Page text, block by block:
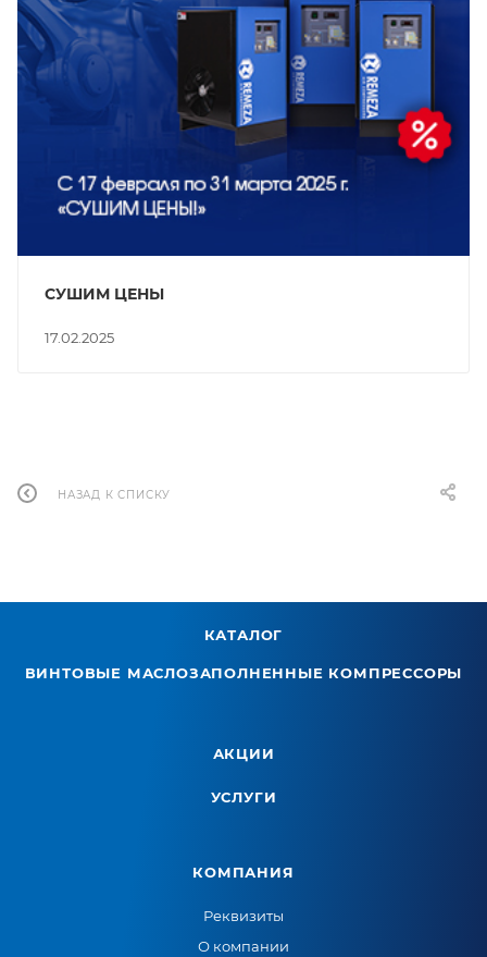
17.02.2025
СУШИМ ЦЕНЫ
НАЗАД К СПИСКУ
КАТАЛОГ
ВИНТОВЫЕ МАСЛОЗАПОЛНЕННЫЕ КОМПРЕССОРЫ
АКЦИИ
УСЛУГИ
КОМПАНИЯ
Реквизиты
О компании